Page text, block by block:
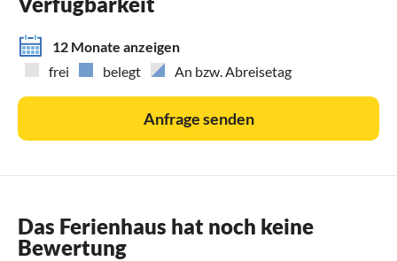
12 Monate anzeigen
frei
belegt An bzw. Abreisetag
Anfrage senden
Das Ferienhaus hat noch keine
Bewertung